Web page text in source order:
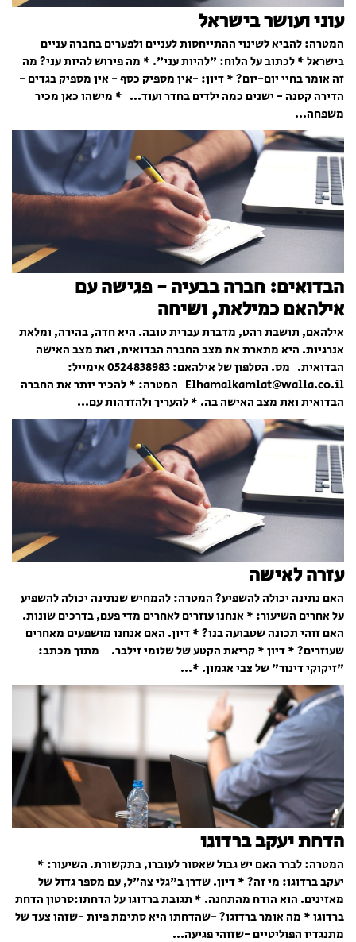
עוני ועושר בישראל
המטרה: להביא לשינוי ההתייחסות לעניים ולפערים בחברה עניים
בישראל * לכתוב על הלוח: "להיות עני". * מה פירוש להיות עני? מה
זה אומר בחיי יום-יום? * דיון: -אין מספיק כסף - אין מספיק בגדים -
הדירה קטנה - ישנים כמה ילדים בחדר ועוד... * מישהו כאן מכיר
משפחה...
הבדואים: חברה בבעיה - פגישה עם
אילהאם כמילאת, ושיחה
אילהאם, תושבת רהט, מדברת עברית טובה. היא חדה, בהירה, ומלאת
אנרגיות. היא מתארת את מצב החברה הבדואית, ואת מצב האישה
הבדואית. מס. הטלפון של אילהאם: 0524838983 אימייל:
Elhamalkamlat@walla.co.il המטרה: * להכיר יותר את החברה
הבדואית ואת מצב האישה בה. * להעריך ולהזדהות עם...
עזרה לאישה
האם נתינה יכולה להשפיע? המטרה: להמחיש שנתינה יכולה להשפיע
על אחרים השיעור: * אנחנו עוזרים לאחרים מדי פעם, בדרכים שונות.
האם זוהי תכונה שטבועה בנו? * דיון. האם אנחנו מושפעים מאחרים
שעוזרים? * דיון * קריאת הקטע של שלומי זילבר. מתוך מכתב:
"זיקוקי דינור" של צבי אגמון. *...
הדחת יעקב ברדוגו
המטרה: לברר האם יש גבול שאסור לעוברו, בתקשורת. השיעור: *
יעקב ברדוגו: מי זה? * דיון. שדרן ב"גלי צה"ל, עם מספר גדול של
מאזינים. הוא הודח מהתחנה. * תגובת ברדוגו על הדחתו:סרטון הדחת
ברדוגו * מה אומר ברדוגו? -שהדחתו היא סתימת פיות -שזהו צעד של
מתנגדיו הפוליטיים -שזוהי פגיעה...